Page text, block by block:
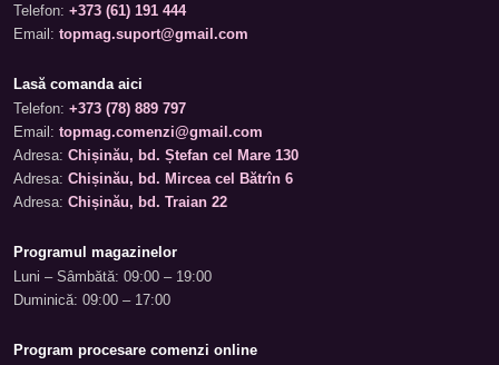
Telefon: +373 (61) 191 444
Email: topmag.suport@gmail.com
Lasă comanda aici
Telefon: +373 (78) 889 797
Email: topmag.comenzi@gmail.com
Adresa: Chișinău, bd. Ștefan cel Mare 130
Adresa: Chișinău, bd. Mircea cel Bătrîn 6
Adresa: Chișinău, bd. Traian 22
Programul magazinelor
Luni – Sâmbătă: 09:00 – 19:00
Duminică: 09:00 – 17:00
Program procesare comenzi online